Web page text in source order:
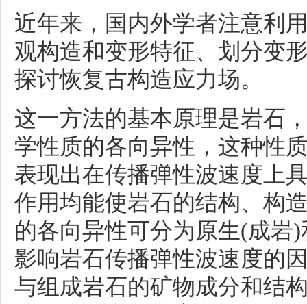
近年来，国内外学者注意利
观构造和变形特征、划分变
探讨恢复古构造应力场。
这一方法的基本原理是岩石
学性质的各向异性，这种性
表现出在传播弹性波速度上
作用均能使岩石的结构、构
的各向异性可分为原生(成岩
影响岩石传播弹性波速度的
与组成岩石的矿物成分和结